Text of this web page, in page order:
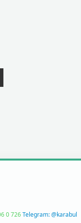
0 726 Telegram: @karabul